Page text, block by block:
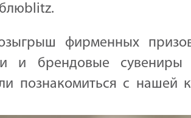
фирменных
и брендовые сувениры
познакомиться с нашей